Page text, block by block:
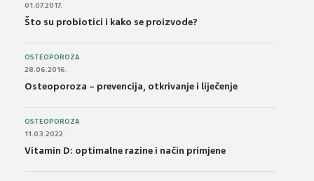
01.07.2017.
Što su probiotici i kako se proizvode?
OSTEOPOROZA
28.06.2016.
Osteoporoza – prevencija, otkrivanje i liječenje
OSTEOPOROZA
11.03.2022.
Vitamin D: optimalne razine i način primjene